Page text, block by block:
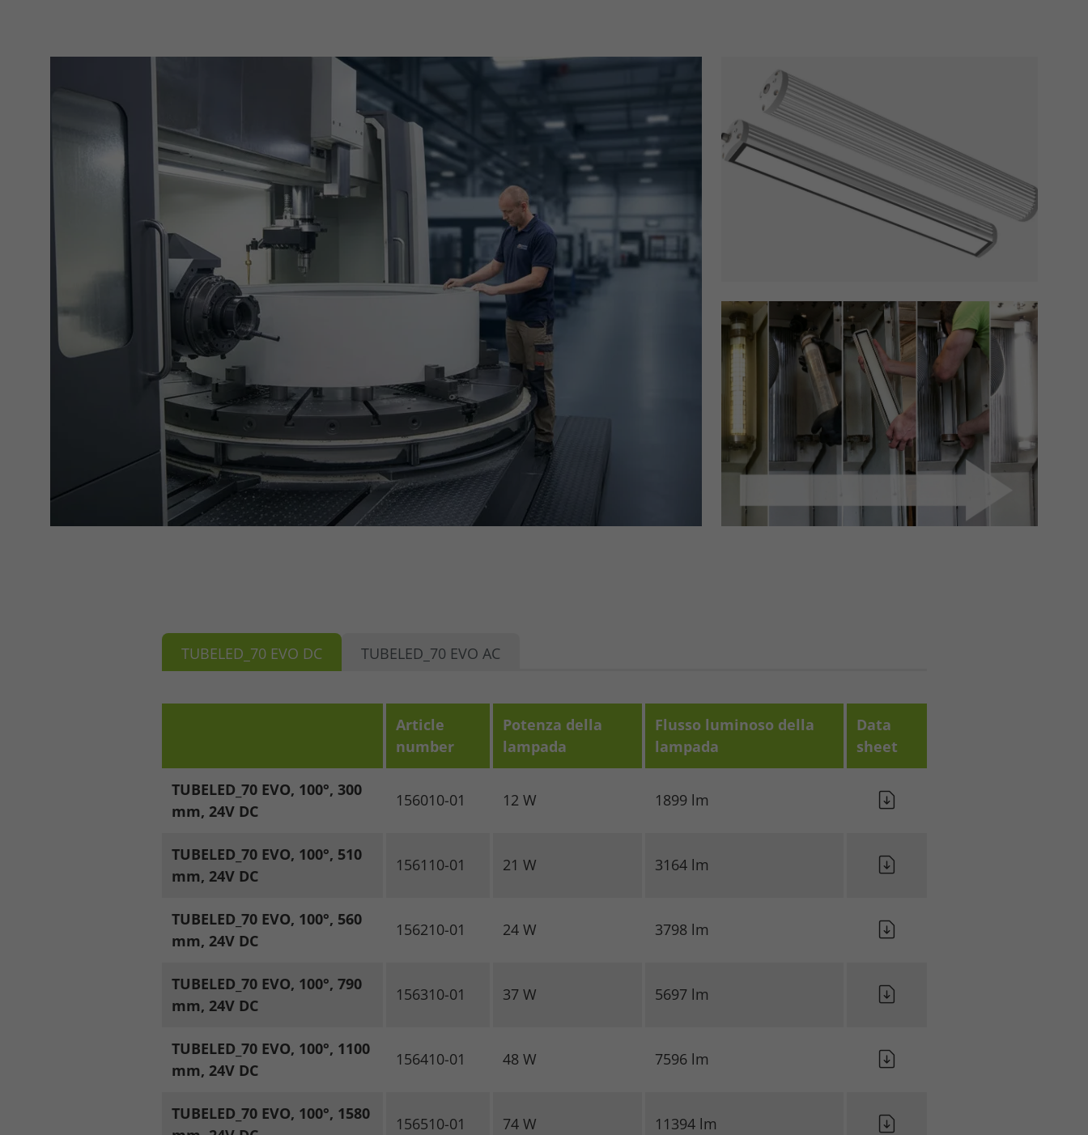
TUBELED_70 EVO DC TUBELED_70 EVO AC
Article
number
Potenza della
lampada
Flusso luminoso della
lampada
Data
sheet
TUBELED_70 EVO, 100°, 300
mm, 24V DC
156010-01 12 W 1899 lm
TUBELED_70 EVO, 100°, 510
mm, 24V DC
156110-01 21 W 3164 lm
TUBELED_70 EVO, 100°, 560
mm, 24V DC
156210-01 24 W 3798 lm
TUBELED_70 EVO, 100°, 790
mm, 24V DC
156310-01 37 W 5697 lm
TUBELED_70 EVO, 100°, 1100
mm, 24V DC
156410-01 48 W 7596 lm
TUBELED_70 EVO, 100°, 1580
156510-01 74 W 11394 lm
Privacy policy